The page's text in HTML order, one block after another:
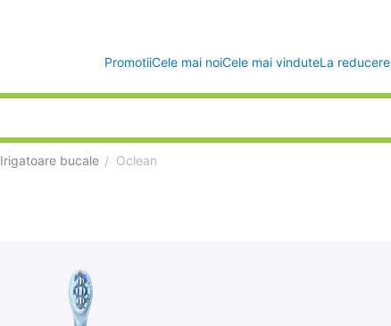
PromotiiCele mai noiCele mai vinduteLa reducere
Irigatoare bucale / Oclean